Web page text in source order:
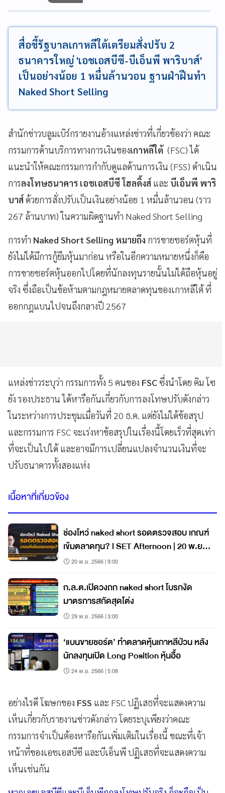
สื่อชี้รัฐบาลเกาหลีใต้เตรียมสั่งปรับ 2
ธนาคารใหญ่ 'เอชเอสบีซี-บีเอ็นพี พาริบาส์'
เป็นอย่างน้อย 1 หมื่นล้านวอน ฐานฝ่าฝืนทำ
Naked Short Selling
สำนักข่าวบลูมเบิร์กรายงานอ้างแหล่งข่าวที่เกี่ยวข้องว่า คณะ
กรรมการด้านบริการทางการเงินของเกาหลีใต้(FSC) ได้
แนะนำให้คณะกรรมการกำกับดูแลด้านการเงิน (FSS) ดำเนิน
การลงโทษธนาคาร เอชเอสบีซี โฮลดิ้งส์ และ บีเอ็นพี พาริ
บาส์ด้วยการสั่งปรับเป็นเงินอย่างน้อย 1 หมื่นล้านวอน (ราว
267 ล้านบาท) ในความผิดฐานทำ Naked Short Selling
การทำ Naked Short Selling หมายถึง การขายชอร์ตหุ้นที่
ยังไม่ได้มีการกู้ยืมหุ้นมาก่อน หรือในอีกความหมายหนึ่งก็คือ
การขายชอร์ตหุ้นออกไปโดยที่นักลงทุนรายนั้นไม่ได้ถือหุ้นอยู่
จริง ซึ่งถือเป็นข้อห้ามตามกฎหมายตลาดทุนของเกาหลีใต้ ที่
ออกกฎแบนไปจนถึงกลางปี 2567
แหล่งข่าวระบุว่า กรรมการทั้ง 5 คนของ FSCซึ่งนำโดย คิม โซ
ยัง รองประธาน ได้หารือกันเกี่ยวกับการลงโทษปรับดังกล่าว
ในระหว่างการประชุมเมื่อวันที่ 20 ธ.ค. แต่ยังไม่ได้ข้อสรุป
และกรรมการ FSC จะเร่งหาข้อสรุปในเรื่องนี้โดยเร็วที่สุดเท่า
ที่จะเป็นไปได้ และอาจมีการเปลี่ยนแปลงจำนวนเงินที่จะ
ปรับธนาคารทั้งสองแห่ง
เนื้อหาที่เกี่ยวข้อง
ช่องโหว่ naked short รอดตรวจสอบ เกณฑ์
เข้มตลาดทุน? l SET Afternoon | 20 พ.ย.
6620 พ.ย. 2566 | 9:00
ก.ล.ต.เปิดวงถก naked short โบรกงัด
มาตรการสกัดสุดโต่ง
29 พ.ย. 2566 | 3:00
‘แบนขายชอร์ต’ ทำตลาดหุ้นเกาหลีป่วน หลัง
นักลงทุนเปิด Long Position หุ้นอื้อ
24 พ.ย. 2566 | 5:08
อย่างไรดี โฆษกของ FSS และ FSC ปฏิเสธที่จะแสดงความ
เห็นเกี่ยวกับรายงานข่าวดังกล่าว โดยระบุเพียงว่าคณะ
กรรมการจำเป็นต้องหารือกันเพิ่มเติมในเรื่องนี้ ขณะที่เจ้า
หน้าที่ของเอชเอสบีซี และบีเอ็นพี ปฏิเสธที่จะแสดงความ
เห็นเช่นกัน